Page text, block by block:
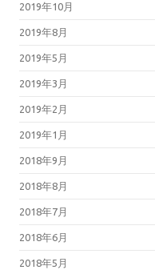
2019年10月
2019年8月
2019年5月
2019年3月
2019年2月
2019年1月
2018年9月
2018年8月
2018年7月
2018年6月
2018年5月